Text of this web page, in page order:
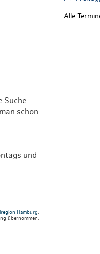
Suche
schon
und
Hamburg
übernommen.
Alle